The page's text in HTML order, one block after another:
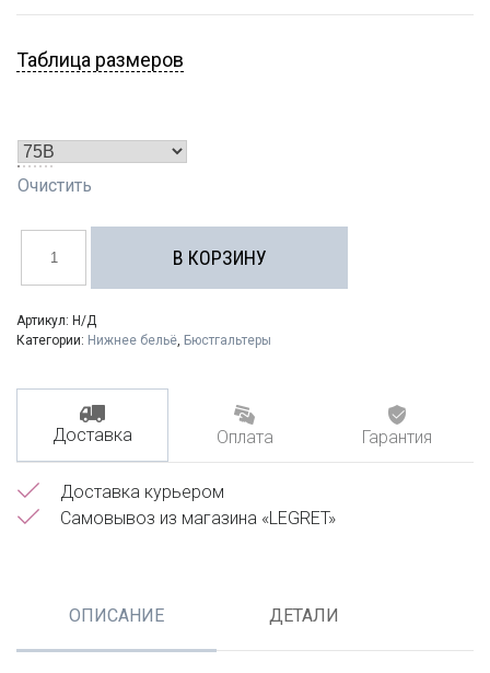
Таблица размеров
Очистить
товара
балконет,
Luce
Del
В КОРЗИНУ
Артикул: Н/Д
Категории: Нижнее бельё, Бюстгальтеры
Доставка Оплата Гарантия
Доставка курьером
Самовывоз из магазина «LEGRET»
ОПИСАНИЕ ДЕТАЛИ